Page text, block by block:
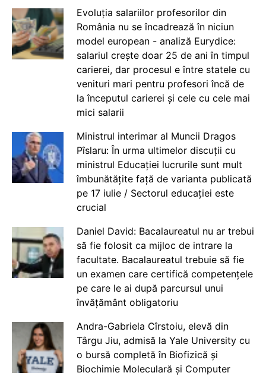
Evoluția salariilor profesorilor din
România nu se încadrează în niciun
model european - analiză Eurydice:
salariul crește doar 25 de ani în timpul
carierei, dar procesul e între statele cu
venituri mari pentru profesori încă de
la începutul carierei și cele cu cele mai
mici salarii
Ministrul interimar al Muncii Dragos
Pîslaru: În urma ultimelor discuții cu
ministrul Educației lucrurile sunt mult
îmbunătățite față de varianta publicată
pe 17 iulie / Sectorul educației este
crucial
Daniel David: Bacalaureatul nu ar trebui
să fie folosit ca mijloc de intrare la
facultate. Bacalaureatul trebuie să fie
un examen care certifică competențele
pe care le ai după parcursul unui
învățământ obligatoriu
Andra-Gabriela Cîrstoiu, elevă din
Târgu Jiu, admisă la Yale University cu
o bursă completă în Biofizică și
Biochimie Moleculară și Computer